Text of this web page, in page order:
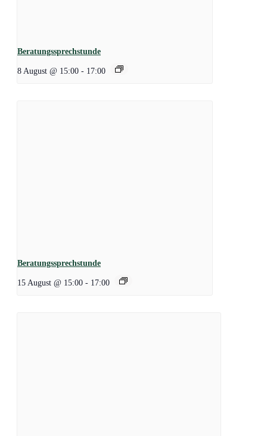
Beratungssprechstunde
8 August @ 15:00 - 17:00
Beratungssprechstunde
15 August @ 15:00 - 17:00